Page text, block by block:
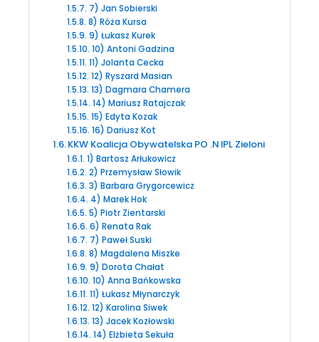
7) Jan Sobierski
8) Róża Kursa
9) Łukasz Kurek
10) Antoni Gadzina
11) Jolanta Cecka
12) Ryszard Masian
13) Dagmara Chamera
14) Mariusz Ratajczak
15) Edyta Kozak
16) Dariusz Kot
KKW Koalicja Obywatelska PO .N IPL Zieloni
1) Bartosz Arłukowicz
2) Przemysław Słowik
3) Barbara Grygorcewicz
4) Marek Hok
5) Piotr Zientarski
6) Renata Rak
7) Paweł Suski
8) Magdalena Miszke
9) Dorota Chałat
10) Anna Bańkowska
11) Łukasz Młynarczyk
12) Karolina Siwek
13) Jacek Kozłowski
14) Elżbieta Sekuła